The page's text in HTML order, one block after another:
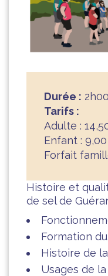
Durée : 2h00
Tarifs :
Adulte :
Enfant :
Forfait
Histoire et
de sel de
Formation
Histoire de
Usages de